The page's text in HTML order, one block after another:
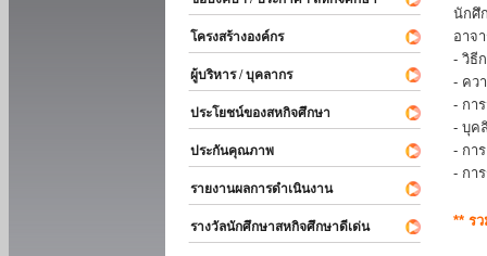
โครงสร้างองค์กร
ผู้บริหาร / บุคลากร
ประโยชน์ของสหกิจศึกษา
ประกันคุณภาพ
รายงานผลการดำเนินงาน
รางวัลนักศึกษาสหกิจศึกษาดีเด่น
นักศึ
อาจ
- วิธี
- คว
- กา
- บุค
- กา
- กา
** ร